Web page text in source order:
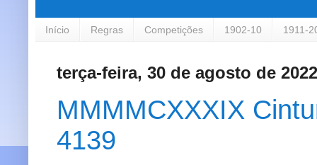
Início Regras Competições 1902-10 1911-
terça-feira, 30 de agosto de 2022
MMMMCXXXIX
4139